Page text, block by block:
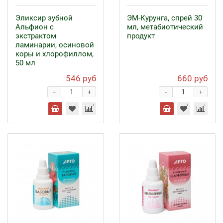
Эликсир зубной
Альфион с
экстрактом
ламинарии, осиновой
коры и хлорофиллом,
50 мл
546 руб
+
-
ЭМ-Курунга, спрей 30
мл, метабиотический
продукт
660 руб
+
-